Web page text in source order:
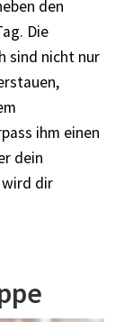
den
Die
sind nicht nur
ihm einen
dein
wird dir